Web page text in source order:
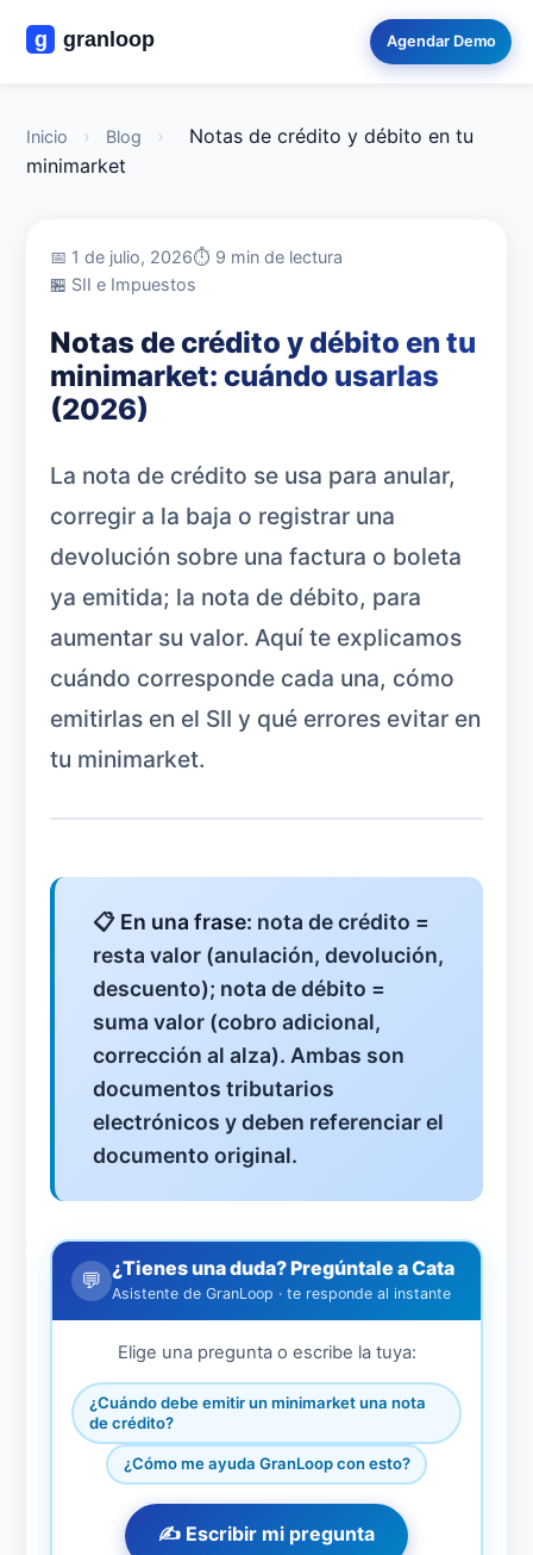
Agendar Demo
Inicio › Blog ›
Notas de crédito y débito en tu
minimarket
📅 1 de julio, 2026⏱️ 9 min de lectura
🏪 SII e Impuestos
Notas de crédito y débito en tu
minimarket: cuándo usarlas
(2026)
La nota de crédito se usa para anular,
corregir a la baja o registrar una
devolución sobre una factura o boleta
ya emitida; la nota de débito, para
aumentar su valor. Aquí te explicamos
cuándo corresponde cada una, cómo
emitirlas en el SII y qué errores evitar en
tu minimarket.
📋 En una frase: nota de crédito =
resta valor (anulación, devolución,
descuento); nota de débito =
suma valor (cobro adicional,
corrección al alza). Ambas son
documentos tributarios
electrónicos y deben referenciar el
documento original.
💬 ¿Tienes una duda? Pregúntale a Cata
Asistente de GranLoop · te responde al instante
Elige una pregunta o escribe la tuya:
¿Cuándo debe emitir un minimarket una nota
de crédito?
¿Cómo me ayuda GranLoop con esto?
✍️ Escribir mi pregunta